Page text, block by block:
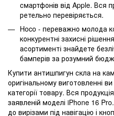
смартфонів від Apple. Вся
ретельно перевіряється.
Hoco - переважно молода
конкурентні захисні
асортименті знайдете
бамперів за розумний
Купити антишпигун скла на
оригінальному виготовленні
категорії товару. Вся
заявленій моделі iPhone 16
до вирізами під навігацію і